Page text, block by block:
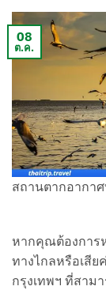
สถานตากอากา
08
ต.ค.
หากคุณต้องการ
ทางไกลหรือเสีย
กรุงเทพฯ ที่สาม